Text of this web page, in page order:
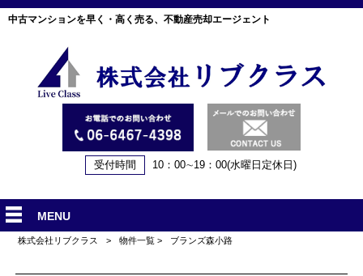
中古マンションを早く・高く売る、不動産売却エージェント
受付時間 10：00∼19：00(水曜日定休日)
MENU
株式会社リブクラス > 物件一覧 > ブランズ森小路